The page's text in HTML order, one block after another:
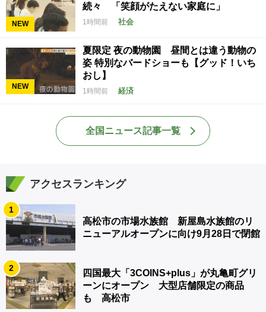
NEW
続々 「笑顔がたえない家庭に」
1時間前 社会
NEW
夏限定 夜の動物園 昼間とは違う動物の
姿 特別なバードショーも【グッド！いち
おし】
1時間前 経済
全国ニュース記事一覧
アクセスランキング
1
高松市の市場水族館 新屋島水族館のリ
ニューアルオープンに向け9月28日で閉館
2
四国最大「3COINS+plus」が丸亀町グリ
ーンにオープン 大型店舗限定の商品
も 高松市